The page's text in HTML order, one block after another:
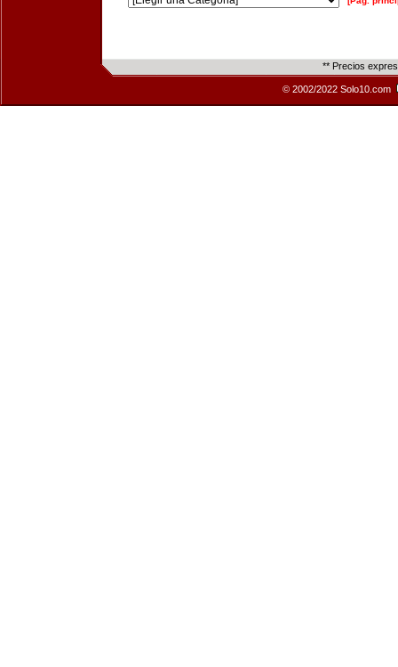
** Precios
© 2002/2022 Solo10.com